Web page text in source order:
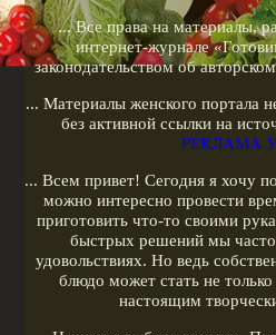
Рецепты для гриля
Кулинарные рецепты
Меню диеты
Показать все теги
РЕКЛАМА У НАС
... Все права на материалы,
интернет-журнале
законодательством об
... Материалы женского портала
без активной ссылки на
РЕКЛАМА
... Всем привет! Сегодня я хочу
можно интересно провести
приготовить что-то своими
быстрых решений мы
удовольствиях. Но ведь
блюдо может стать не
настоящим